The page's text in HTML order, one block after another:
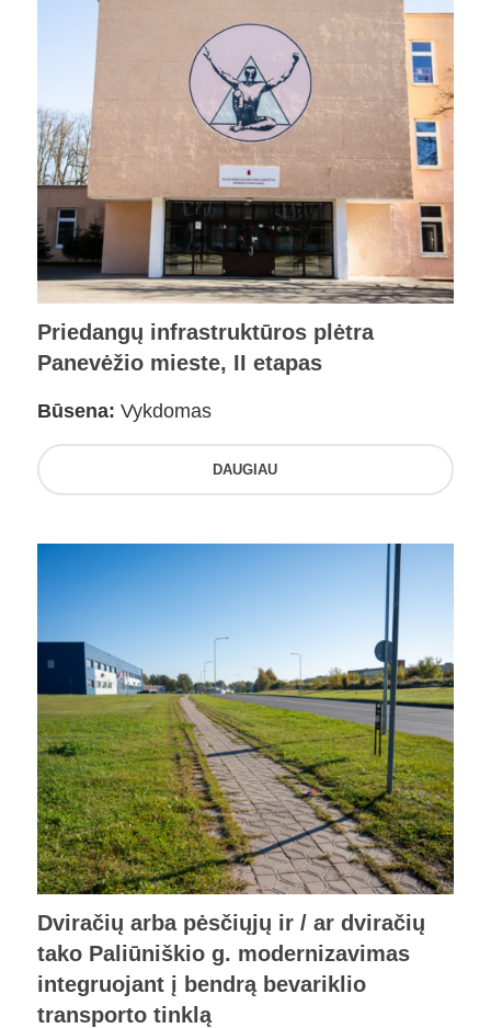
Priedangų infrastruktūros plėtra
Panevėžio mieste, II etapas
Būsena: Vykdomas
DAUGIAU
Dviračių arba pėsčiųjų ir / ar dviračių
tako Paliūniškio g. modernizavimas
integruojant į bendrą bevariklio
transporto tinklą